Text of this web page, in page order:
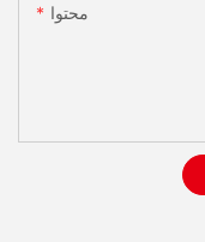
محتوا